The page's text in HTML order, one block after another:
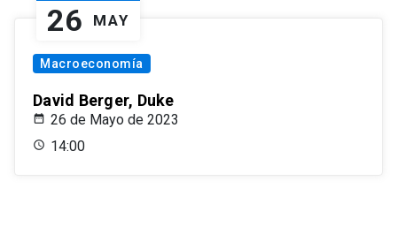
26 MAY
Macroeconomía
David Berger, Duke
26 de Mayo de 2023
14:00